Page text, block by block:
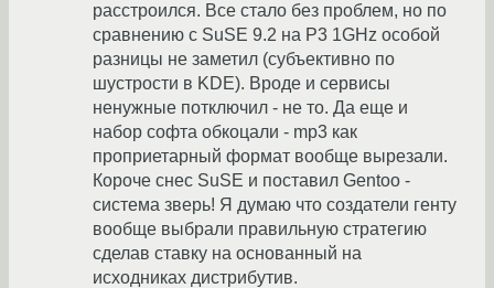
расстроился. Все стало без проблем, но по
сравнению с SuSE 9.2 на P3 1GHz особой
разницы не заметил (субъективно по
шустрости в KDE). Вроде и сервисы
ненужные потключил - не то. Да еще и
набор софта обкоцали - mp3 как
проприетарный формат вообще вырезали.
Короче снес SuSE и поставил Gentoo -
система зверь! Я думаю что создатели генту
вообще выбрали правильную стратегию
сделав ставку на основанный на
исходниках дистрибутив.